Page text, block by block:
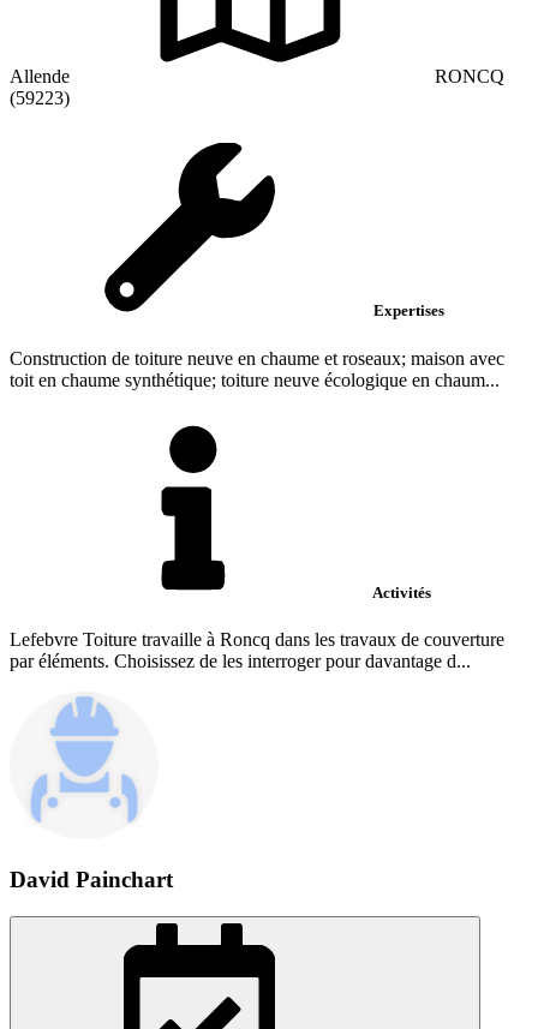
Allende
RONCQ
(59223)
Expertises
Construction de toiture neuve en chaume et roseaux; maison avec
toit en chaume synthétique; toiture neuve écologique en chaum...
Activités
Lefebvre Toiture travaille à Roncq dans les travaux de couverture
par éléments. Choisissez de les interroger pour davantage d...
David Painchart